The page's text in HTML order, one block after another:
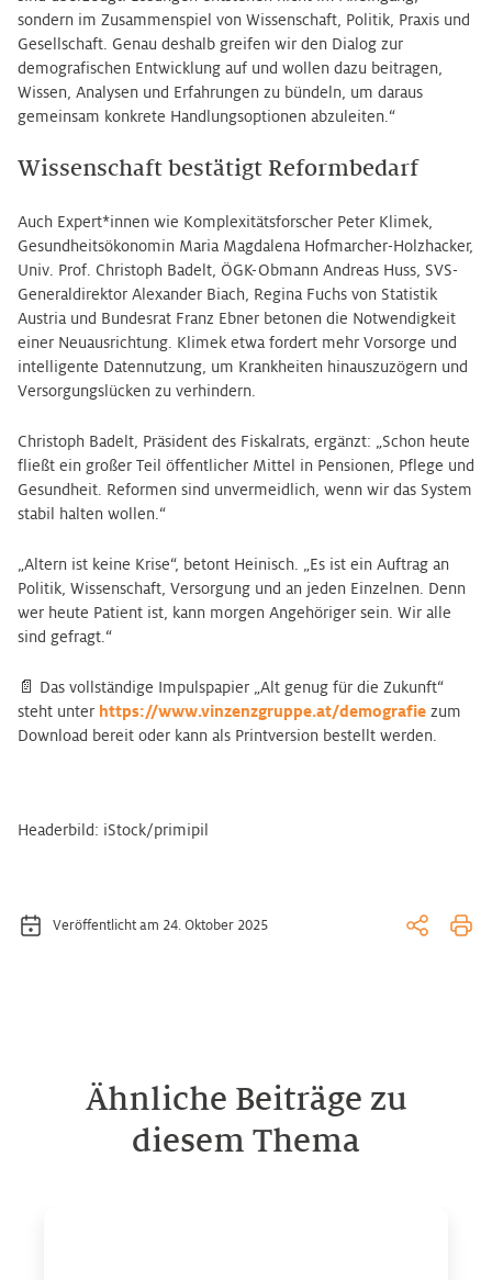
sondern im Zusammenspiel von Wissenschaft, Politik, Praxis und
Gesellschaft. Genau deshalb greifen wir den Dialog zur
demografischen Entwicklung auf und wollen dazu beitragen,
Wissen, Analysen und Erfahrungen zu bündeln, um daraus
gemeinsam konkrete Handlungsoptionen abzuleiten.“
Wissenschaft bestätigt Reformbedarf
Auch Expert*innen wie Komplexitätsforscher Peter Klimek,
Gesundheitsökonomin Maria Magdalena Hofmarcher-Holzhacker,
Univ. Prof. Christoph Badelt, ÖGK-Obmann Andreas Huss, SVS-
Generaldirektor Alexander Biach, Regina Fuchs von Statistik
Austria und Bundesrat Franz Ebner betonen die Notwendigkeit
einer Neuausrichtung. Klimek etwa fordert mehr Vorsorge und
intelligente Datennutzung, um Krankheiten hinauszuzögern und
Versorgungslücken zu verhindern.
Christoph Badelt, Präsident des Fiskalrats, ergänzt: „Schon heute
fließt ein großer Teil öffentlicher Mittel in Pensionen, Pflege und
Gesundheit. Reformen sind unvermeidlich, wenn wir das System
stabil halten wollen.“
„Altern ist keine Krise“, betont Heinisch. „Es ist ein Auftrag an
Politik, Wissenschaft, Versorgung und an jeden Einzelnen. Denn
wer heute Patient ist, kann morgen Angehöriger sein. Wir alle
sind gefragt.“
📄 Das vollständige Impulspapier „Alt genug für die Zukunft“
steht unter https://www.vinzenzgruppe.at/demografie zum
Download bereit oder kann als Printversion bestellt werden.
Headerbild: iStock/primipil
Veröffentlicht am 24. Oktober 2025
Ähnliche Beiträge zu
diesem Thema